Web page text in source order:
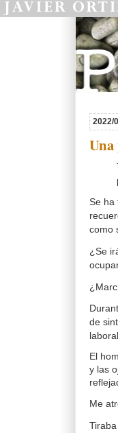
2022/
Una
Se ha
como
¿Se
de
El
y las
Me